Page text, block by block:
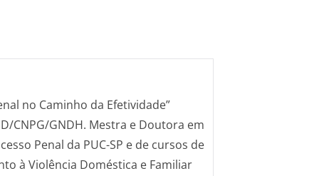
no Caminho da Efetividade”
CNPG/GNDH. Mestra e Doutora em
Penal da PUC-SP e de cursos de
à Violência Doméstica e Familiar